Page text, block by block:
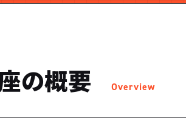
の概要 Overview